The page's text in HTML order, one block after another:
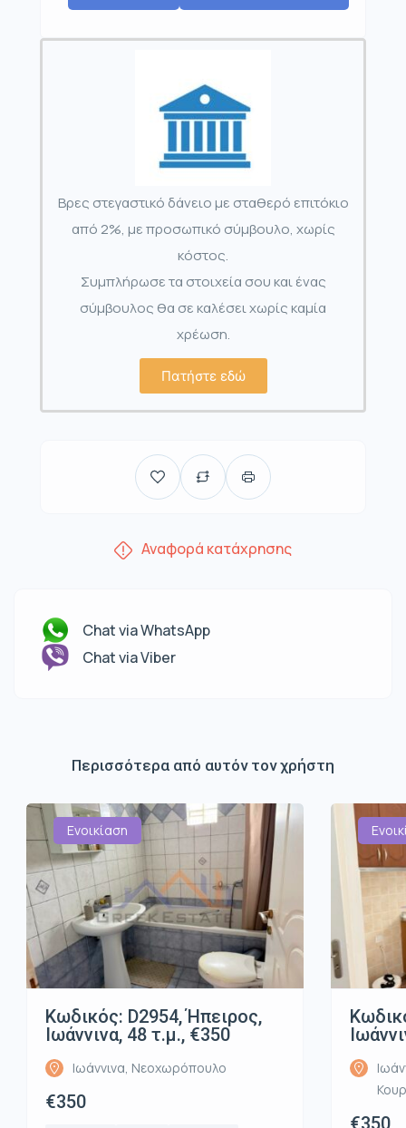
Βρες στεγαστικό δάνειο με σταθερό επιτόκιο
από 2%, με προσωπικό σύμβουλο, χωρίς
κόστος.
Συμπλήρωσε τα στοιχεία σου και ένας
σύμβουλος θα σε καλέσει χωρίς καμία
χρέωση.
Πατήστε εδώ
Αναφορά κατάχρησης
Chat via WhatsApp
Chat via Viber
Περισσότερα από αυτόν τον χρήστη
Ενοικίαση
Κωδικός: D2954, Ήπειρος,
Ιωάννινα, 48 τ.μ., €350
Ιωάννινα, Νεοχωρόπουλο
€350